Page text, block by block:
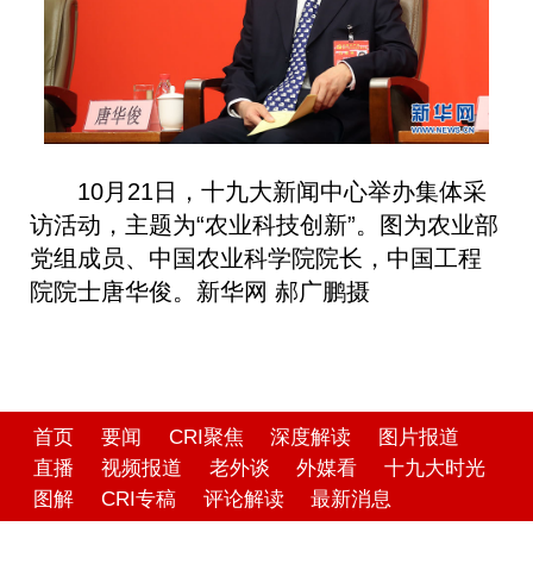
10月21日，十九大新闻中心举办集体采
访活动，主题为“农业科技创新”。图为农业部
党组成员、中国农业科学院院长，中国工程
院院士唐华俊。新华网 郝广鹏摄
首页 要闻 CRI聚焦 深度解读
图片报道
直播
视频报道 老外谈 外媒看
十九大时光
图解
CRI专稿 评论解读 最新消息